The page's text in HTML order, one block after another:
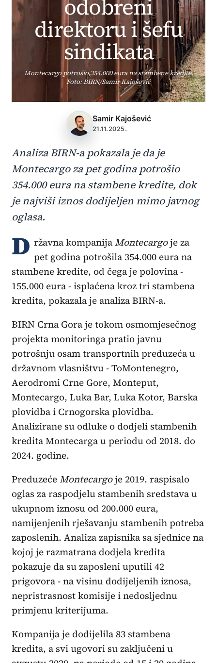
odobreni
direktoru i šefu
sindikata
Montecargo potrošio 354.000 eura na stambene kredite.
Foto: BIRN/Samir Kajošević
Samir Kajošević
21.11.2025.
Analiza BIRN-a pokazala je da je
Montecargo za pet godina potrošio
354.000 eura na stambene kredite, dok
je najviši iznos dodijeljen mimo javnog
oglasa.
D ržavna kompanijaMontecargoje za
pet godina potrošila 354.000 eura na
stambene kredite, od čega je polovina -
155.000 eura - isplaćena kroz tri stambena
kredita, pokazala je analiza BIRN-a.
BIRN Crna Gora je tokom osmomjesečnog
projekta monitoringa pratio javnu
potrošnju osam transportnih preduzeća u
državnom vlasništvu - ToMontenegro,
Aerodromi Crne Gore, Monteput,
Montecargo, Luka Bar, Luka Kotor, Barska
plovidba i Crnogorska plovidba.
Analizirane su odluke o dodjeli stambenih
kredita Montecarga u periodu od 2018. do
2024. godine.
PreduzećeMontecargoje 2019. raspisalo
oglas za raspodjelu stambenih sredstava u
ukupnom iznosu od 200.000 eura,
namijenjenih rješavanju stambenih potreba
zaposlenih. Analiza zapisnika sa sjednice na
kojoj je razmatrana dodjela kredita
pokazuje da su zaposleni uputili 42
prigovora - na visinu dodijeljenih iznosa,
nepristrasnost komisije i nedosljednu
primjenu kriterijuma.
Kompanija je dodijelila 83 stambena
kredita, a svi ugovori su zaključeni u